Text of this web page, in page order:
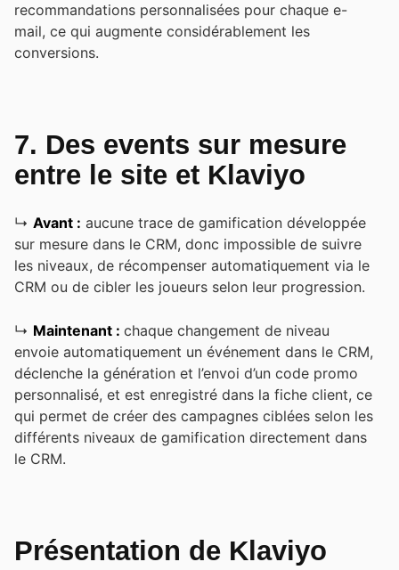
recommandations personnalisées pour chaque e-
mail, ce qui augmente considérablement les
conversions.
7. Des events sur mesure
entre le site et Klaviyo
↳ Avant : aucune trace de gamification développée
sur mesure dans le CRM, donc impossible de suivre
les niveaux, de récompenser automatiquement via le
CRM ou de cibler les joueurs selon leur progression.
↳ Maintenant : chaque changement de niveau
envoie automatiquement un événement dans le CRM,
déclenche la génération et l’envoi d’un code promo
personnalisé, et est enregistré dans la fiche client, ce
qui permet de créer des campagnes ciblées selon les
différents niveaux de gamification directement dans
le CRM.
Présentation de Klaviyo